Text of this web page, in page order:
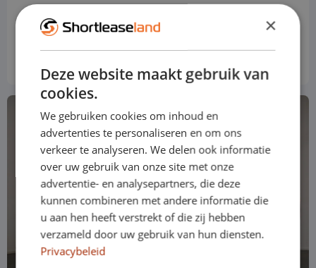
Prijs obv standaard uitvoering
×
Deze website maakt gebruik van
cookies.
We gebruiken cookies om inhoud en
advertenties te personaliseren en om ons
verkeer te analyseren. We delen ook informatie
over uw gebruik van onze site met onze
advertentie- en analysepartners, die deze
kunnen combineren met andere informatie die
u aan hen heeft verstrekt of die zij hebben
verzameld door uw gebruik van hun diensten.
Privacybeleid